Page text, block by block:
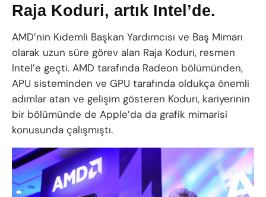
Raja Koduri, artık Intel’de.
AMD’nin Kıdemli Başkan Yardımcısı ve Baş Mimarı
olarak uzun süre görev alan Raja Koduri, resmen
Intel’e geçti. AMD tarafında Radeon bölümünden,
APU sisteminden ve GPU tarafında oldukça önemli
adımlar atan ve gelişim gösteren Koduri, kariyerinin
bir bölümünde de Apple’da da grafik mimarisi
konusunda çalışmıştı.